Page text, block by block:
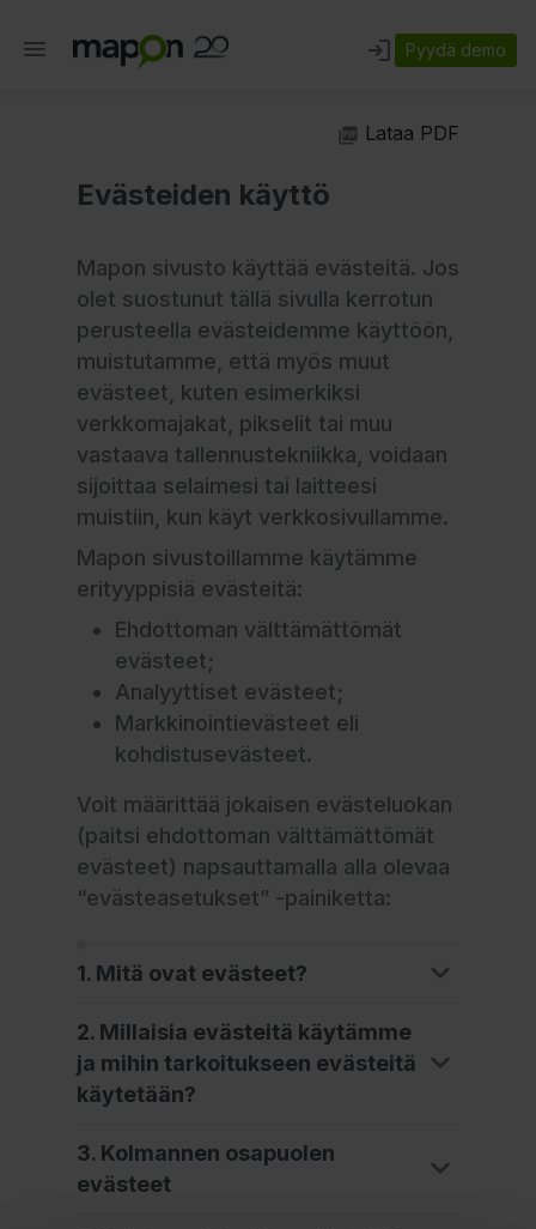
Pyydä demo
Lataa PDF
Evästeiden käyttö
Mapon sivusto käyttää evästeitä. Jos
olet suostunut tällä sivulla kerrotun
perusteella evästeidemme käyttöön,
muistutamme, että myös muut
evästeet, kuten esimerkiksi
verkkomajakat, pikselit tai muu
vastaava tallennustekniikka, voidaan
sijoittaa selaimesi tai laitteesi
muistiin, kun käyt verkkosivullamme.
Mapon sivustoillamme käytämme
erityyppisiä evästeitä:
Ehdottoman välttämättömät
evästeet;
Analyyttiset evästeet;
Markkinointievästeet eli
kohdistusevästeet.
Voit määrittää jokaisen evästeluokan
(paitsi ehdottoman välttämättömät
evästeet) napsauttamalla alla olevaa
“evästeasetukset” -painiketta:
1. Mitä ovat evästeet?
2. Millaisia evästeitä käytämme
ja mihin tarkoitukseen evästeitä
käytetään?
3. Kolmannen osapuolen
evästeet